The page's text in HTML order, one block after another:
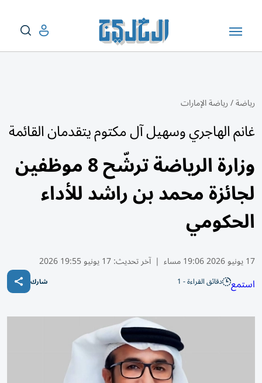
رياضة/رياضة الإمارات
غانم الهاجري وسهيل آل مكتوم يتقدمان القائمة
وزارة الرياضة ترشّح 8 موظفين
لجائزة محمد بن راشد للأداء
الحكومي
17 يونيو 2026 19:06 مساء | آخر تحديث:17 يونيو 19:55 2026
استمع دقائق القراءة - 1 شارك